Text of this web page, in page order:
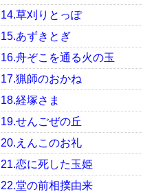
14.草刈りとっぽ
15.あずきとぎ
16.舟ぞこを通る火の玉
17.猟師のおかね
18.経塚さま
19.せんごぜの丘
20.えんこのお礼
21.恋に死した玉姫
22.堂の前相撲由来